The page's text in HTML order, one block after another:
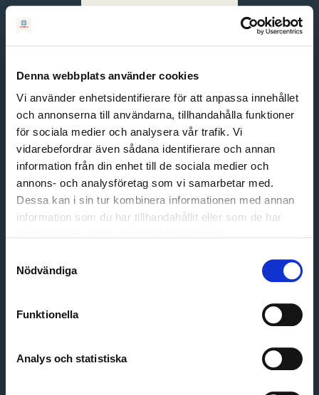
Denna webbplats använder cookies
Vi använder enhetsidentifierare för att anpassa innehållet
och annonserna till användarna, tillhandahålla funktioner
för sociala medier och analysera vår trafik. Vi
vidarebefordrar även sådana identifierare och annan
information från din enhet till de sociala medier och
annons- och analysföretag som vi samarbetar med.
Dessa kan i sin tur kombinera informationen med annan
information som du har tillhandahållit eller som de har
Nödvändiga
Funktionella
Analys och statistiska
English
Svenska
Email address
Customer service